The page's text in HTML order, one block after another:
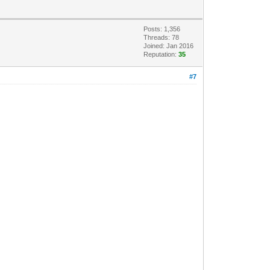
Posts: 1,356
Threads: 78
Joined: Jan 2016
Reputation:35
#7